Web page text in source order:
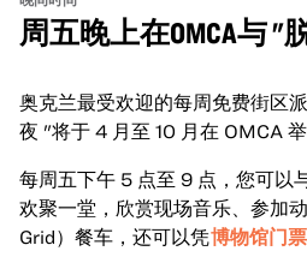
周五晚上在OMCA与 "
奥克兰最受欢迎的每周免费街区
夜 "将于 4 月至 10 月在 OMCA 举
每周五下午 5 点至 9 点，您可以
欢聚一堂，欣赏现场音乐、参加
Grid）餐车，还可以凭博物馆门票